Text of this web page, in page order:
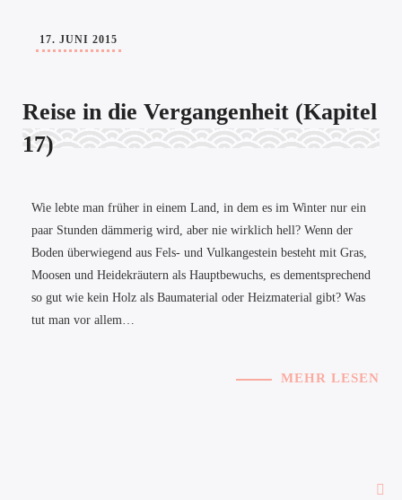
17. JUNI 2015
Reise in die Vergangenheit (Kapitel
17)
Wie lebte man früher in einem Land, in dem es im Winter nur ein
paar Stunden dämmerig wird, aber nie wirklich hell? Wenn der
Boden überwiegend aus Fels- und Vulkangestein besteht mit Gras,
Moosen und Heidekräutern als Hauptbewuchs, es dementsprechend
so gut wie kein Holz als Baumaterial oder Heizmaterial gibt? Was
tut man vor allem…
MEHR LESEN